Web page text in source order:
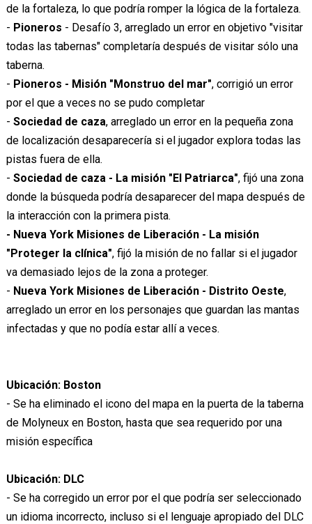
de la fortaleza, lo que podría romper la lógica de la fortaleza.
- Pioneros - Desafío 3, arreglado un error en objetivo "visitar
todas las tabernas" completaría después de visitar sólo una
taberna.
- Pioneros - Misión "Monstruo del mar", corrigió un error
por el que a veces no se pudo completar
- Sociedad de caza, arreglado un error en la pequeña zona
de localización desaparecería si el jugador explora todas las
pistas fuera de ella.
- Sociedad de caza - La misión "El Patriarca", fijó una zona
donde la búsqueda podría desaparecer del mapa después de
la interacción con la primera pista.
- Nueva York Misiones de Liberación - La misión
"Proteger la clínica", fijó la misión de no fallar si el jugador
va demasiado lejos de la zona a proteger.
- Nueva York Misiones de Liberación - Distrito Oeste,
arreglado un error en los personajes que guardan las mantas
infectadas y que no podía estar allí a veces.
Ubicación: Boston
- Se ha eliminado el icono del mapa en la puerta de la taberna
de Molyneux en Boston, hasta que sea requerido por una
misión específica
Ubicación: DLC
- Se ha corregido un error por el que podría ser seleccionado
un idioma incorrecto, incluso si el lenguaje apropiado del DLC